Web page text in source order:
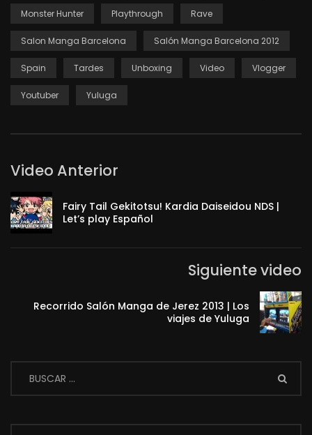
Monster Hunter Playthrough Rave
Salon Manga Barcelona Salón Manga Barcelona 2012
Spain Tardes Unboxing Video Vlogger
Youtuber Yuluga
Video Anterior
Fairy Tail Gekitotsu! Kardia Daiseidou NDS |
Let’s play Español
Siguiente video
Recorrido Salón Manga de Jerez 2013 | Los
viajes de Yuluga